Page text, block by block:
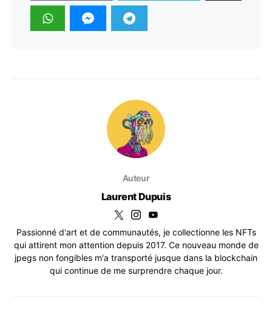
Auteur
Laurent Dupuis
Passionné d'art et de communautés, je collectionne les NFTs
qui attirent mon attention depuis 2017. Ce nouveau monde de
jpegs non fongibles m'a transporté jusque dans la blockchain
qui continue de me surprendre chaque jour.